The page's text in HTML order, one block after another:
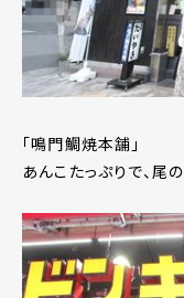
「鳴門鯛焼本舗」
あんこたっぷりで、尾